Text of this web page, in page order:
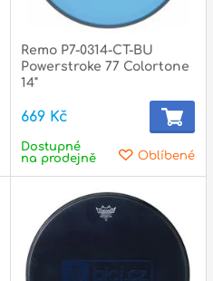
Remo P7-0314-CT-BU
Powerstroke 77 Colortone
14"
669 Kč
Oblíbené
Dostupné
na prodejně